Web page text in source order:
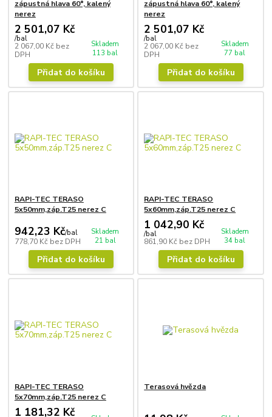
zápustná hlava 60°, kalený
nerez
2 501,07 Kč
/bal
2 067,00 Kč bez
DPH
Skladem
113 bal
Přidat do košíku
zápustná hlava 60°, kalený
nerez
2 501,07 Kč
/bal
2 067,00 Kč bez
DPH
Skladem
77 bal
Přidat do košíku
RAPI-TEC TERASO
5x50mm,záp.T25 nerez C
942,23 Kč/bal
778,70 Kč bez DPH
Skladem
21 bal
Přidat do košíku
RAPI-TEC TERASO
5x60mm,záp.T25 nerez C
1 042,90 Kč
/bal
861,90 Kč bez DPH
Skladem
34 bal
Přidat do košíku
RAPI-TEC TERASO
5x70mm,záp.T25 nerez C
1 181,32 Kč
Terasová hvězda